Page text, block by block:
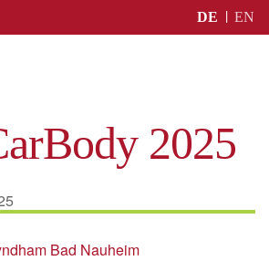
DE EN
2025
Bad Nauheim